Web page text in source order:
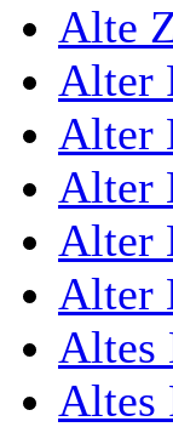
Alte
Alter
Alter
Alter
Alter
Alter
Altes
Altes